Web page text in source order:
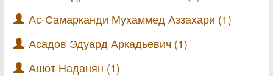
Ас-Самарканди Мухаммед Аззахари (1)
Асадов Эдуард Аркадьевич (1)
Ашот Наданян (1)